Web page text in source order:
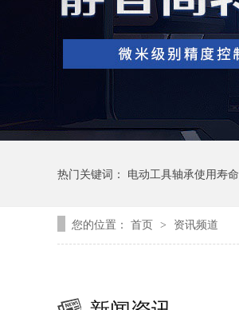
热门关键词： 电动工具轴承使用寿命
您的位置： 首页 > 资讯频道